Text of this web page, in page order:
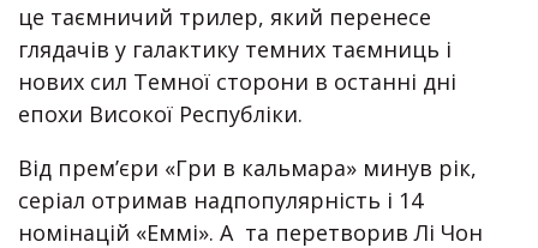
це таємничий трилер, який перенесе
глядачів у галактику темних таємниць і
нових сил Темної сторони в останні дні
епохи Високої Республіки.
Від прем’єри «Гри в кальмара» минув рік,
серіал отримав надпопулярність і 14
номінацій «Еммі». А та перетворив Лі Чон